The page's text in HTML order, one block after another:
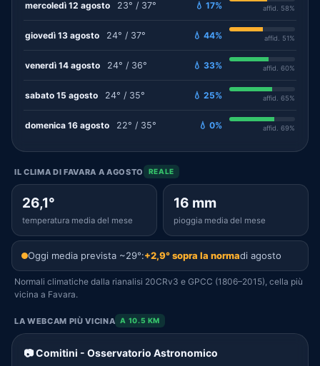
mercoledì 12 agosto 23° / 37° 💧 17% affid. 58%
giovedì 13 agosto 24° / 37° 💧 44% affid. 51%
venerdì 14 agosto 24° / 36° 💧 33% affid. 60%
sabato 15 agosto 24° / 35° 💧 25% affid. 65%
domenica 16 agosto 22° / 35° 💧 0% affid. 69%
IL CLIMA DI FAVARA A AGOSTO REALE
26,1°
temperatura media del mese
16 mm
pioggia media del mese
Oggi media prevista ~29°:+2,9° sopra la normadi agosto
Normali climatiche dalla rianalisi 20CRv3 e GPCC (1806–2015), cella più
vicina a Favara.
LA WEBCAM PIÙ VICINA A 10.5 KM
📷 Comitini - Osservatorio Astronomico